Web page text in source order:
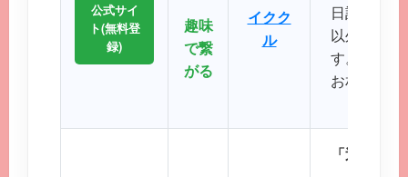
公式サイ
ト(無料登
録)
趣味
で繋
がる
イクク
ル
日記や掲
以外の機
す。共通
お相手と
「近所で